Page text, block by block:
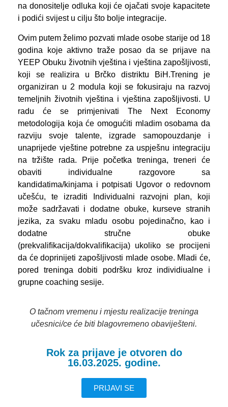
na donositelje odluka koji će ojačati svoje kapacitete
i podići svijest u cilju što bolje integracije.
Ovim putem želimo pozvati mlade osobe starije od 18
godina koje aktivno traže posao da se prijave na
YEEP Obuku životnih vještina i vještina zapošljivosti,
koji se realizira u Brčko distriktu BiH.Trening je
organiziran u 2 modula koji se fokusiraju na razvoj
temeljnih životnih vještina i vještina zapošljivosti. U
radu će se primjenivati The Next Economy
metodologija koja će omogućiti mladim osobama da
razviju svoje talente, izgrade samopouzdanje i
unaprijede vještine potrebne za uspješnu integraciju
na tržište rada. Prije početka treninga, treneri će
obaviti individualne razgovore sa
kandidatima/kinjama i potpisati Ugovor o redovnom
učešću, te izraditi Individualni razvojni plan, koji
može sadržavati i dodatne obuke, kurseve stranih
jezika, za svaku mladu osobu pojedinačno, kao i
dodatne stručne obuke
(prekvaliﬁkacija/dokvaliﬁkacija) ukoliko se procijeni
da će doprinijeti zapošljivosti mlade osobe. Mladi će,
pored treninga dobiti podršku kroz individiualne i
grupne coaching sesije.
O tačnom vremenu i mjestu realizacije treninga
učesnici/ce će biti blagovremeno obaviješteni.
Rok za prijave je otvoren do
16.03.2025. godine.
PRIJAVI SE